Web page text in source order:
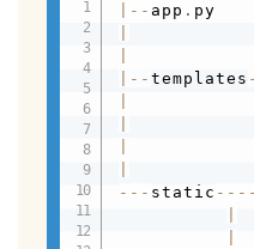
- - app .
- -templates -
- - - static - - - -